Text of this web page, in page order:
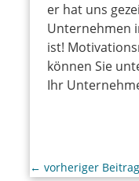
er hat uns
Unternehmen
ist!
können Sie
Ihr
← vorheriger Beitrag